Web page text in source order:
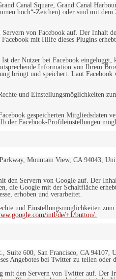
Canal Square, Grand Canal
hoch“-Zeichen) oder sind mit
von Facebook auf. Der Inhalt
mit Hilfe dieses Plugins
der Nutzer bei Facebook eingeloggt,
Information von Ihrem
bringt und speichert. Laut
und Einstellungsmöglichkeiten
gespeicherten Mitgliedsdaten
der Facebook-Profileinstellungen
Mountain View, CA 94043,
den Servern von Google auf. Der
die Google mit der Schaltfläche
erhoben und verarbeitet.
und Einstellungsmöglichkeiten
intl/de/+1/button/.
Suite 600, San Francisco, CA
Angebotes bei Twitter zu teilen oder
mit den Servern von Twitter auf.